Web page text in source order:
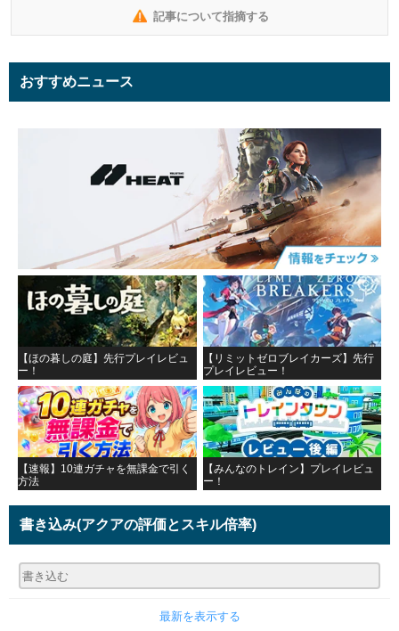
記事について指摘する
おすすめニュース
【ほの暮しの庭】先行プレイレビュ
ー！
【リミットゼロブレイカーズ】先行
プレイレビュー！
【速報】10連ガチャを無課金で引く
方法
【みんなのトレイン】プレイレビュ
ー！
書き込み(アクアの評価とスキル倍率)
最新を表示する